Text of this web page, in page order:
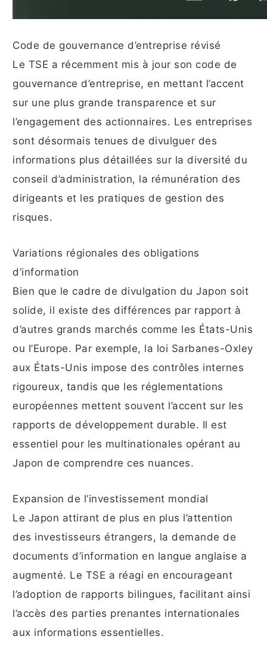
Code de gouvernance d’entreprise révisé
Le TSE a récemment mis à jour son code de
gouvernance d’entreprise, en mettant l’accent
sur une plus grande transparence et sur
l’engagement des actionnaires. Les entreprises
sont désormais tenues de divulguer des
informations plus détaillées sur la diversité du
conseil d’administration, la rémunération des
dirigeants et les pratiques de gestion des
risques.
Variations régionales des obligations
d’information
Bien que le cadre de divulgation du Japon soit
solide, il existe des différences par rapport à
d’autres grands marchés comme les États-Unis
ou l’Europe. Par exemple, la loi Sarbanes-Oxley
aux États-Unis impose des contrôles internes
rigoureux, tandis que les réglementations
européennes mettent souvent l’accent sur les
rapports de développement durable. Il est
essentiel pour les multinationales opérant au
Japon de comprendre ces nuances.
Expansion de l’investissement mondial
Le Japon attirant de plus en plus l’attention
des investisseurs étrangers, la demande de
documents d’information en langue anglaise a
augmenté. Le TSE a réagi en encourageant
l’adoption de rapports bilingues, facilitant ainsi
l’accès des parties prenantes internationales
aux informations essentielles.